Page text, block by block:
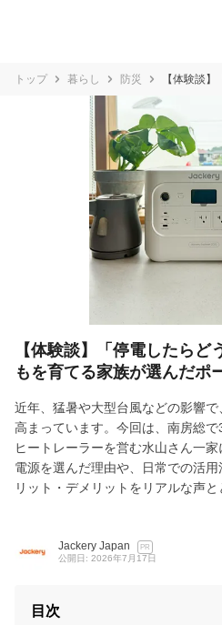
トップ 暮らし 防災 【体験談
【体験談】「停電したら
もを育てる家族が選んだポ
近年、猛暑や大型台風などの影響
高まっています。今回は、南房総
ヒートレーラーを営む水山さん一
電源を選んだ理由や、日常での活
リット・デメリットをリアルな声と
Jackery Japan PR
公開日: 2026年7月17日
目次